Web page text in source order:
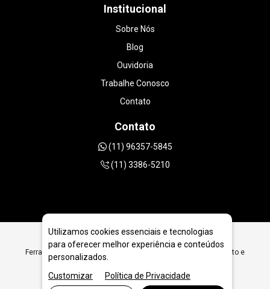
Institucional
Sobre Nós
Blog
Ouvidoria
Trabalhe Conosco
Contato
Contato
(11) 96357-5845
(11) 3386-5210
Ferramentas Diamantadas para Perfuração e Corte de Concreto e
Utilizamos cookies essenciais e tecnologias
para oferecer melhor experiência e conteúdos
personalizados.
Customizar
Política de Privacidade